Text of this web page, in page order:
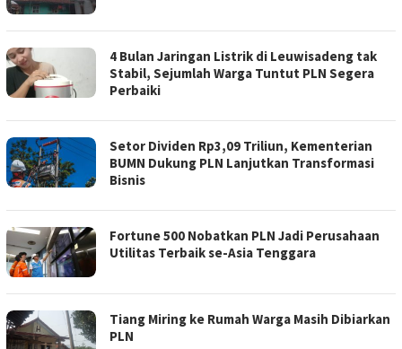
4 Bulan Jaringan Listrik di Leuwisadeng tak
Stabil, Sejumlah Warga Tuntut PLN Segera
Perbaiki
Setor Dividen Rp3,09 Triliun, Kementerian
BUMN Dukung PLN Lanjutkan Transformasi
Bisnis
Fortune 500 Nobatkan PLN Jadi Perusahaan
Utilitas Terbaik se-Asia Tenggara
Tiang Miring ke Rumah Warga Masih Dibiarkan
PLN